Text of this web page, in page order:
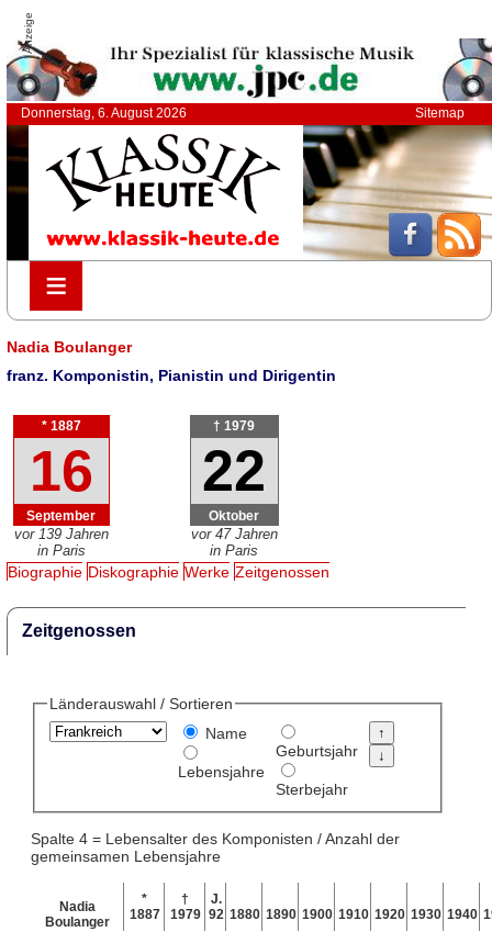
Anzeige
Donnerstag, 6. August 2026 Sitemap
≡
≡
Nadia Boulanger
franz. Komponistin, Pianistin und Dirigentin
* 1887
16
September
vor 139 Jahren
in Paris
† 1979
22
Oktober
vor 47 Jahren
in Paris
Biographie Diskographie Werke Zeitgenossen
Zeitgenossen
Länderauswahl / Sortieren
Name
Lebensjahre
Geburtsjahr
Sterbejahr
Spalte 4 = Lebensalter des Komponisten / Anzahl der
gemeinsamen Lebensjahre
Nadia
Boulanger
*
1887
†
1979
J.
92 1880 1890 1900 1910 1920 1930 1940